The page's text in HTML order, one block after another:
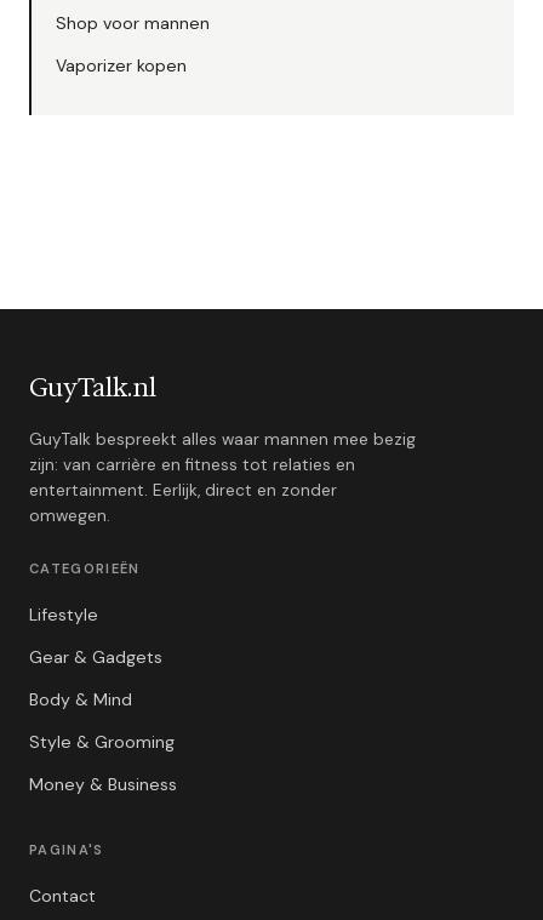
Shop voor mannen
Vaporizer kopen
GuyTalk.nl
GuyTalk bespreekt alles waar mannen mee bezig
zijn: van carrière en fitness tot relaties en
entertainment. Eerlijk, direct en zonder
omwegen.
CATEGORIEËN
Lifestyle
Gear & Gadgets
Body & Mind
Style & Grooming
Money & Business
PAGINA'S
Contact